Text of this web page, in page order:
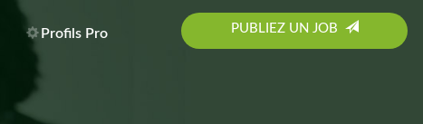
Profils Pro PUBLIEZ UN JOB